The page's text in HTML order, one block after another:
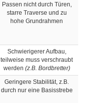
Passen nicht durch Türen,
starre Traverse und zu
hohe Grundrahmen
Schwierigerer Aufbau,
teilweise muss verschraubt
werden (z.B. Bordbretter)
Geringere Stabilität, z.B.
durch nur eine Basisstrebe